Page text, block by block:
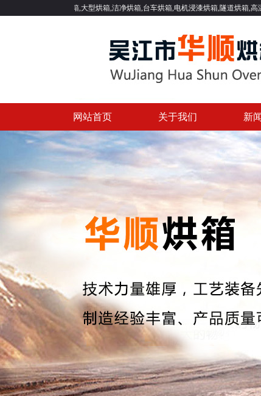
环烘箱,大型烘箱,洁净烘箱,台车烘箱,电机浸漆烘箱,隧道烘箱,高温烘箱等一系
网站首页 关于我们 新